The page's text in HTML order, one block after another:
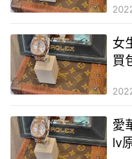
女
買
愛
lv